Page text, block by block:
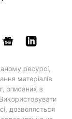
ресурсі,
матеріалів
описаних в
дозволяється